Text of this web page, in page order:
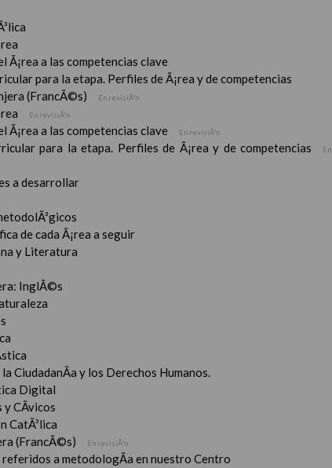
Ã¡rea a las competencias clave
para la etapa. Perfiles de Ã¡rea y de competencias
(FrancÃ©s)
En revisiÃ³n
En revisiÃ³n
Ã¡rea a las competencias clave En revisiÃ³n
para la etapa. Perfiles de Ã¡rea y de competencias
En
a desarrollar
de cada Ã¡rea a seguir
y Literatura
InglÃ©s
la CiudadanÃ­a y los Derechos Humanos.
Digital
y CÃ­vicos
CatÃ³lica
(FrancÃ©s)
En revisiÃ³n
a metodologÃ­a en nuestro Centro